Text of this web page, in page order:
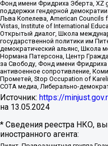
Фонд имени Фридриха Эберта, XZ
поддержки гендерной
Льва Копелева, American Councils
Vistas, Institute of International
Открытый диалог, Школа
государственной политики им
демократический альянс, Школа
Нормана Патерсона, Центр
за Свободу, Фонд имени
антивоенное сопротивление,
Прометей, Stop Occupation of
СОТА медиа, Либерально-
Источник: https://
на 13.05.2024
* Сведения реестра НКО,
иностранного агента: